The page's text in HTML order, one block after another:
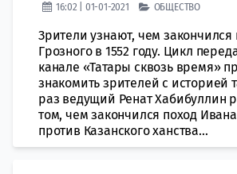
16:02 | 01-01-2021 ОБЩЕСТВО
Зрители узнают, чем закончился
Грозного в 1552 году. Цикл
канале «Татары сквозь время»
знакомить зрителей с историей
раз ведущий Ренат Хабибуллин
том, чем закончился поход
против Казанского ханства...